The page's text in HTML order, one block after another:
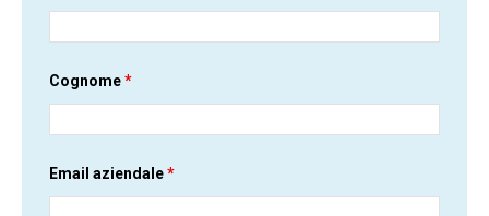
Cognome*
Email aziendale*